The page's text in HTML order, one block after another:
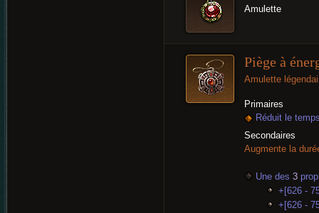
Amulette
Piège à
Amulette
Primaires
Réduit le
Secondaires
Augmente la
Une des 3
+[626 -
+[626 -